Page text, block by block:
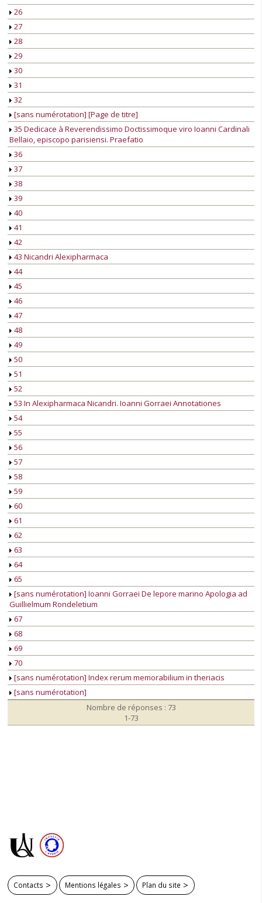
26
27
28
29
30
31
32
[sans numérotation] [Page de titre]
35 Dedicace à Reverendissimo Doctissimoque viro Ioanni Cardinali
Bellaio, episcopo parisiensi. Praefatio
36
37
38
39
40
41
42
43 Nicandri Alexipharmaca
44
45
46
47
48
49
50
51
52
53 In Alexipharmaca Nicandri. Ioanni Gorraei Annotationes
54
55
56
57
58
59
60
61
62
63
64
65
[sans numérotation] Ioanni Gorraei De lepore marino Apologia ad
Guillielmum Rondeletium
67
68
69
70
[sans numérotation] Index rerum memorabilium in theriacis
[sans numérotation]
Nombre de réponses : 73
1-73
Contacts Mentions légales Plan du site